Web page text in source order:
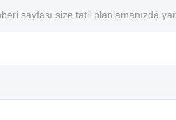
sayfası size tatil planlamanızda